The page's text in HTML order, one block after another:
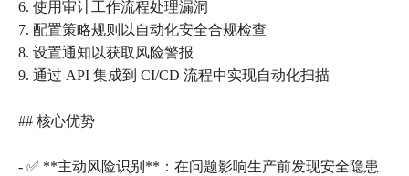
6. 使用审计工作流程处理漏洞
7. 配置策略规则以自动化安全合规检查
8. 设置通知以获取风险警报
9. 通过 API 集成到 CI/CD 流程中实现自动化扫描
## 核心优势
- ✅ **主动风险识别**：在问题影响生产前发现安全隐患